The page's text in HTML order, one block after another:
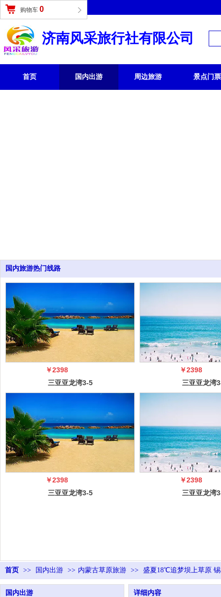
济南风采旅行社有限公司
购物车 0
登录 | 免费注册
首页 国内出游 周边旅游 景点门票
国内旅游热门线路
￥2398
三亚亚龙湾3-5
日自由行（5
￥2398
三亚亚龙湾
日自由行（
￥2398
三亚亚龙湾3-5
￥2398
三亚亚龙湾
首页 >> 国内出游 >> 内蒙古草原旅游 >> 盛夏18℃追梦坝上草原
国内出游 详细内容